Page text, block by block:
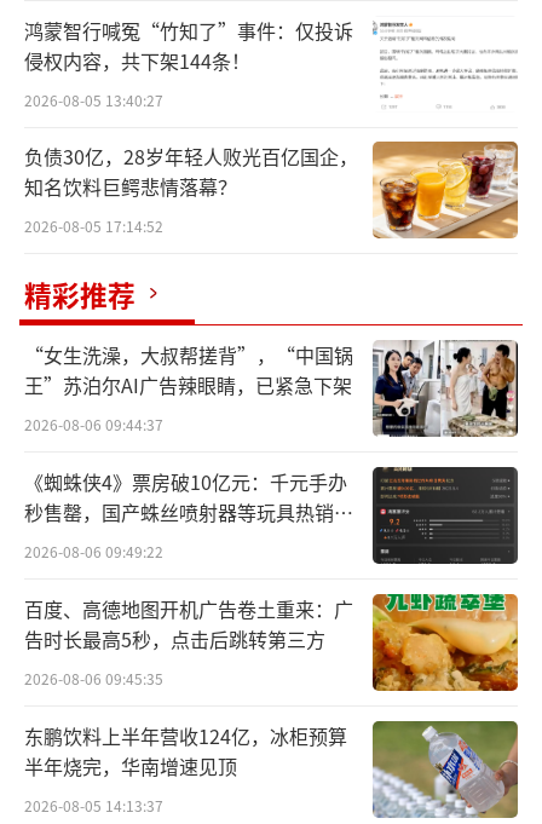
鸿蒙智行喊冤“竹知了”事件：仅投诉
侵权内容，共下架144条！
2026-08-05 13:40:27
负债30亿，28岁年轻人败光百亿国企，
知名饮料巨鳄悲情落幕？
2026-08-05 17:14:52
精彩推荐
“女生洗澡，大叔帮搓背”，“中国锅
王”苏泊尔AI广告辣眼睛，已紧急下架
2026-08-06 09:44:37
《蜘蛛侠4》票房破10亿元：千元手办
秒售罄，国产蛛丝喷射器等玩具热销海
外
2026-08-06 09:49:22
百度、高德地图开机广告卷土重来：广
告时长最高5秒，点击后跳转第三方
2026-08-06 09:45:35
东鹏饮料上半年营收124亿，冰柜预算
半年烧完，华南增速见顶
2026-08-05 14:13:37